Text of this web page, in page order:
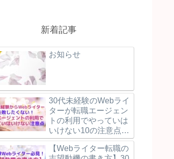
新着記事
お知らせ
30代未経験のWebライ
ターが転職エージェン
トの利用でやっていは
いけない10の注意点と
失敗しないために押え
るべき3つのポイント
【Webライター転職の